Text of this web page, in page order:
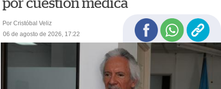
por cuestión médica
Por Cristóbal Veliz
06 de agosto de 2026, 17:22